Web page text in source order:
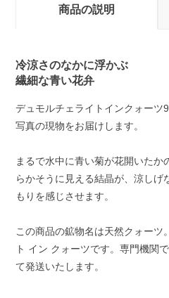
商品の説明
冷涼さのなかに浮かぶ
繊細な青い花弁
デュモルチェライトインクォーツ
写真の現物をお届けします。
まるで水中に青い菊が花開いたか
らかそうに見える結晶が、涼しげ
もりを感じさせます。
この商品の鉱物名は天然クォーツ
ト イン クォーツです。専門機関
て発送いたします。